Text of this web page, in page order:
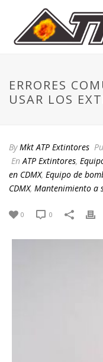
ERRORES
USAR LOS
ByMkt ATP Extintores
EnATP Extintores,
en CDMX, Equipo de
CDMX, Mantenimiento a
0 0